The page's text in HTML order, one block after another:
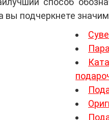
подчеркнете